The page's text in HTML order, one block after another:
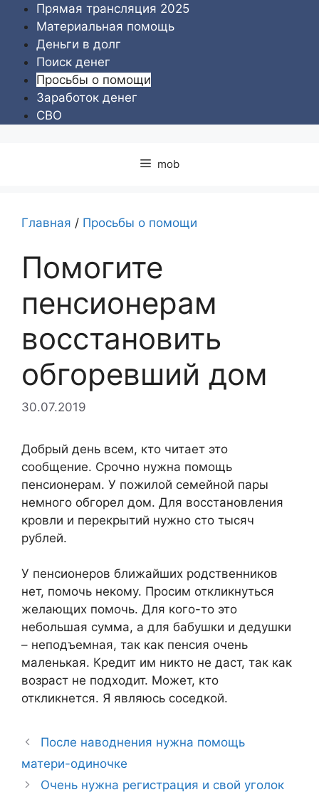
Перейти
содержимому
Прямая трансляция 2025
Материальная помощь
Деньги в долг
Поиск денег
Просьбы о помощи
Заработок денег
СВО
mob
Главная / Просьбы о помощи
Помогите
пенсионерам
восстановить
обгоревший дом
30.07.2019
Добрый день всем, кто читает это
сообщение. Срочно нужна помощь
пенсионерам. У пожилой семейной пары
немного обгорел дом. Для восстановления
кровли и перекрытий нужно сто тысяч
рублей.
У пенсионеров ближайших родственников
нет, помочь некому. Просим откликнуться
желающих помочь. Для кого-то это
небольшая сумма, а для бабушки и дедушки
– неподъемная, так как пенсия очень
маленькая. Кредит им никто не даст, так как
возраст не подходит. Может, кто
откликнется. Я являюсь соседкой.
После наводнения нужна помощь
матери-одиночке
Очень нужна регистрация и свой уголок